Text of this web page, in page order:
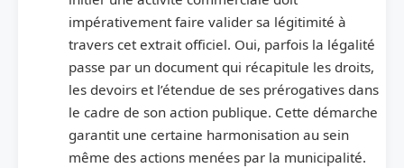
impérativement faire valider sa légitimité à
travers cet extrait officiel. Oui, parfois la légalité
passe par un document qui récapitule les droits,
les devoirs et l’étendue de ses prérogatives dans
le cadre de son action publique. Cette démarche
garantit une certaine harmonisation au sein
même des actions menées par la municipalité.